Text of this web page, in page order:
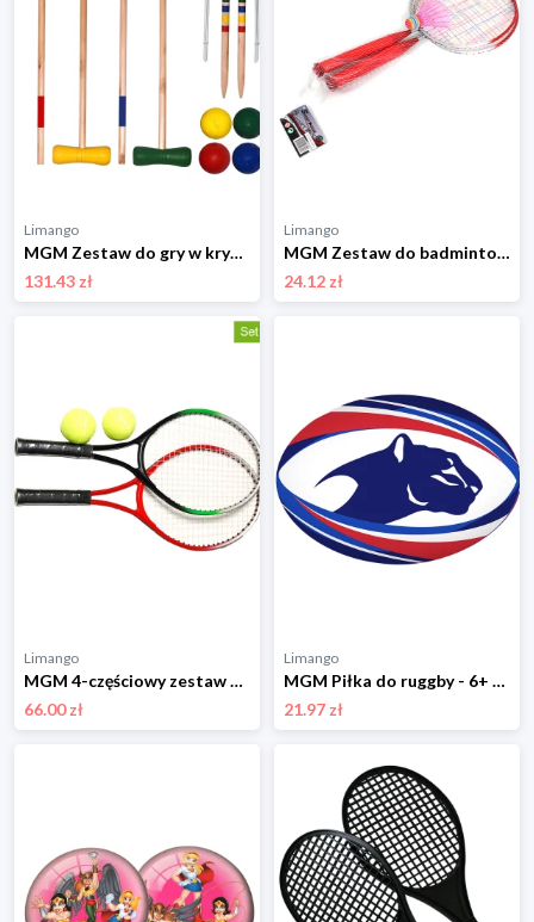
Limango
MGM Zestaw do gry w krykieta - 6+ rozmiar: onesize
131.43 zł
Limango
MGM Zestaw do badmintona - 3+ (produkt niespodzianka) rozmiar: onesize
24.12 zł
Limango
MGM 4-częściowy zestaw do tenisa - 3+ (produkt niespodzianka) rozmiar: onesize
66.00 zł
Limango
MGM Piłka do ruggby - 6+ rozmiar: onesize
21.97 zł